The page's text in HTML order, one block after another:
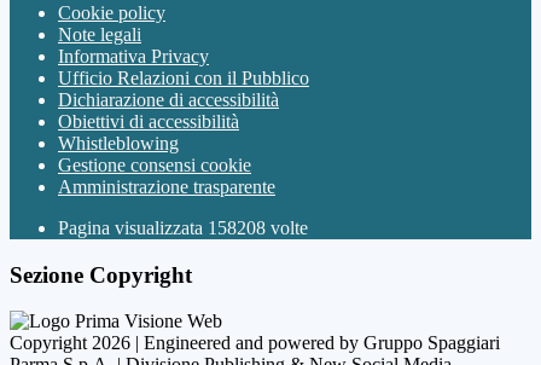
Cookie policy
Note legali
Informativa Privacy
Ufficio Relazioni con il Pubblico
Dichiarazione di accessibilità
Obiettivi di accessibilità
Whistleblowing
Gestione consensi cookie
Amministrazione trasparente
Pagina visualizzata 158208 volte
Sezione Copyright
Copyright 2026 | Engineered and powered by Gruppo Spaggiari